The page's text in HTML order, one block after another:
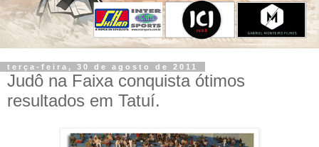
terça-feira, 30 de agosto de 2011
Judô na Faixa conquista ótimos
resultados em Tatuí.